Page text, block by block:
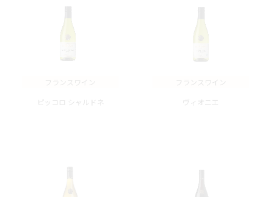
フランスワイン
ピッコロ シャルドネ
フランスワイン
ヴィオニエ